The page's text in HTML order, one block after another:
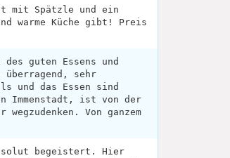
mit Spätzle und ein
warme Küche gibt! Preis
guten Essens und
sehr
und das Essen sind
Immenstadt, ist von der
Von ganzem
begeistert. Hier